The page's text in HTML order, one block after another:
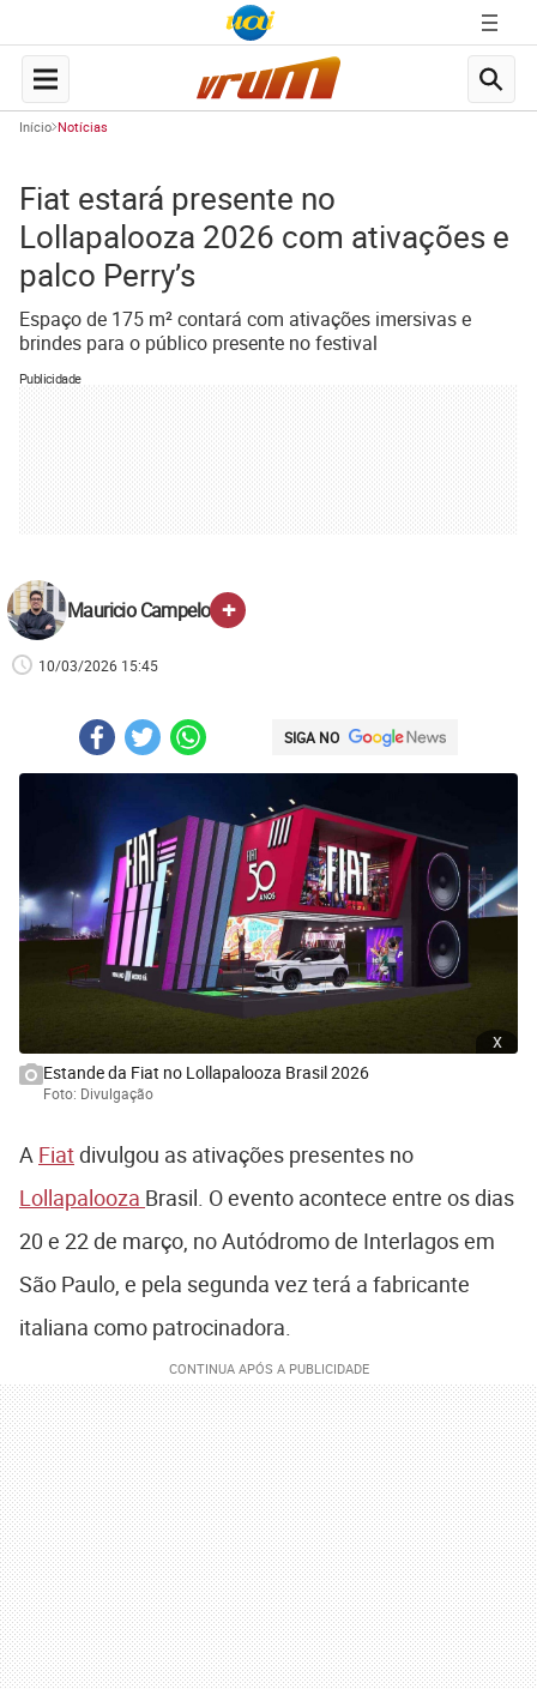
Início Notícias
Fiat estará presente no
Lollapalooza 2026 com ativações e
palco Perry’s
Espaço de 175 m² contará com ativações imersivas e
brindes para o público presente no festival
Publicidade
Mauricio Campelo +
10/03/2026 15:45
SIGA NO
x
Estande da Fiat no Lollapalooza Brasil 2026
Foto: Divulgação
A Fiatdivulgou as ativações presentes no
Lollapalooza Brasil. O evento acontece entre os dias
20 e 22 de março, no Autódromo de Interlagos em
São Paulo, e pela segunda vez terá a fabricante
italiana como patrocinadora.